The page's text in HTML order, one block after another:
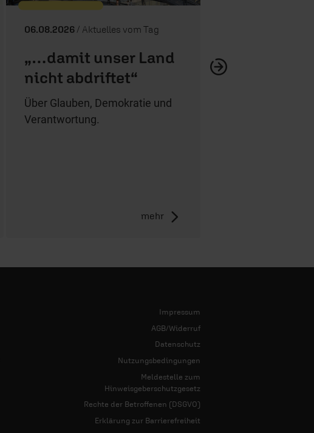
06.08.2026 / Aktuelles vom Tag
„…damit unser Land
nicht abdriftet“
Über Glauben, Demokratie und
Verantwortung.
mehr
Impressum
AGB/Widerruf
Datenschutz
Nutzungsbedingungen
Meldestelle zum
Hinweisgeberschutzgesetz
Rechte der Betroffenen (DSGVO)
Erklärung zur Barrierefreiheit